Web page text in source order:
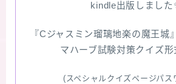
kindle出版しました
『Cジャスミン瑠璃地楽の魔王城
マハーブ試験対策クイズ形
(スペシャルクイズページパス